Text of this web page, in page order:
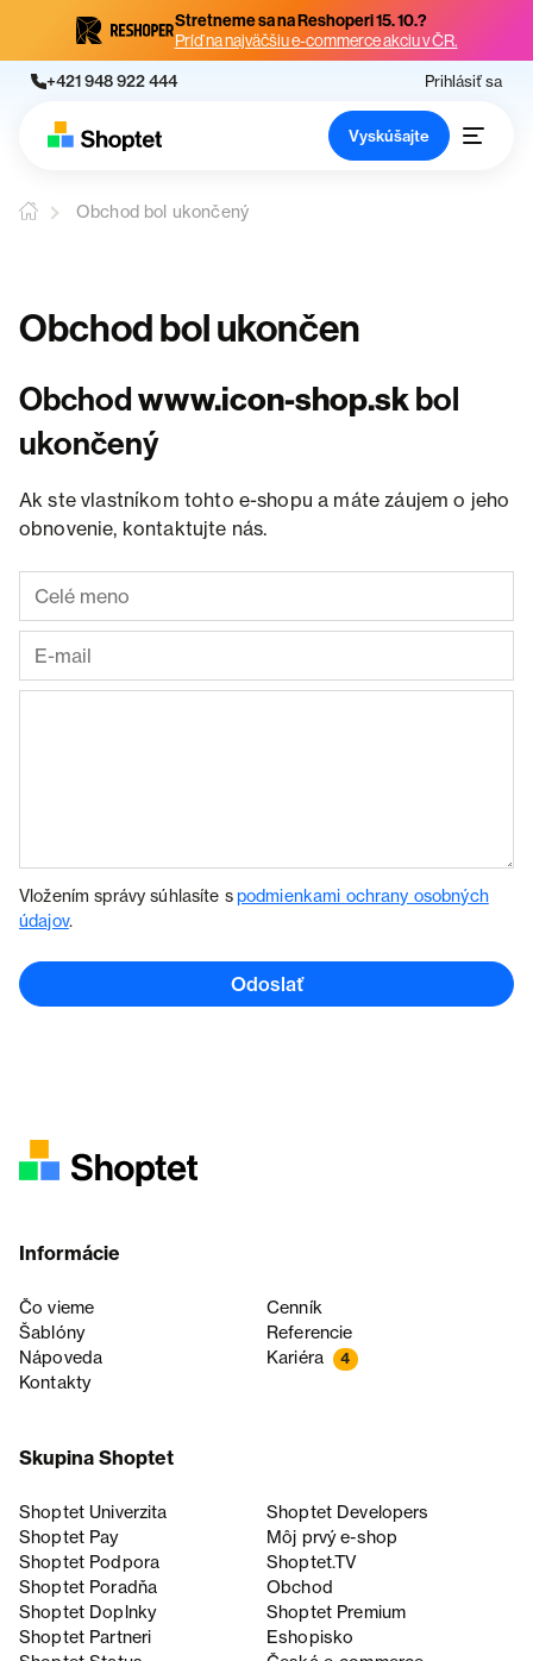
Stretneme sa na Reshoperi 15. 10.?
Príď na najväčšiu e-commerce akciu v ČR.
+421 948 922 444 Prihlásiť sa
Vyskúšajte
Obchod bol ukončený
Obchod bol ukončen
Obchodwww.icon-shop.skbol
ukončený
Ak ste vlastníkom tohto e-shopu a máte záujem o jeho
obnovenie, kontaktujte nás.
Vložením správy súhlasíte spodmienkami ochrany osobných
údajov.
Odoslať
Informácie
Čo vieme
Cenník
Šablóny
Referencie
Nápoveda
Kariéra 4
Kontakty
Skupina Shoptet
Shoptet Univerzita
Shoptet Developers
Shoptet Pay
Môj prvý e-shop
Shoptet Podpora
Shoptet.TV
Shoptet Poradňa
Obchod
Shoptet Doplnky
Shoptet Premium
Shoptet Partneri
Eshopisko